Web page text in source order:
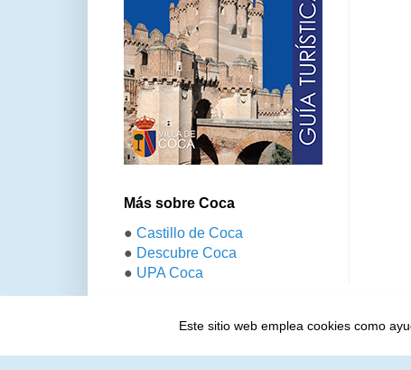
Este sitio web emplea cookies como
Más sobre Coca
● Castillo de Coca
● Descubre Coca
● UPA Coca